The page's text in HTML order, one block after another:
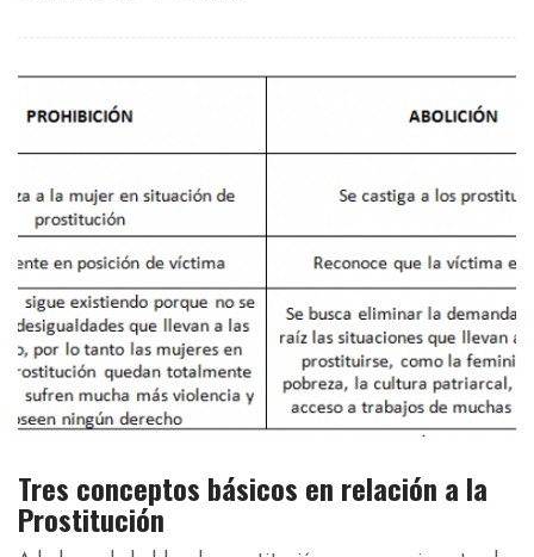
Tres conceptos básicos en relación a la
Prostitución